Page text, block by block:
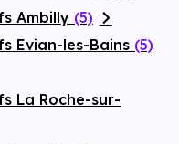
Ambilly (5)
Evian-les-Bains (5)
La Roche-sur-